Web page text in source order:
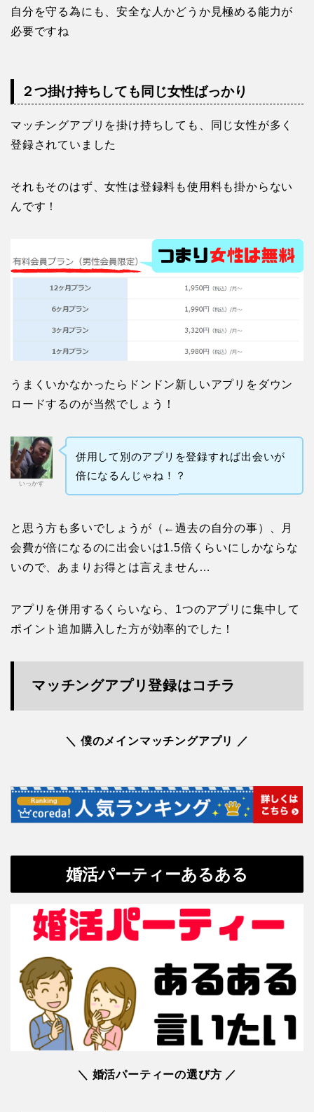
自分を守る為にも、安全な人かどうか見極める能力が
必要ですね
２つ掛け持ちしても同じ女性ばっかり
マッチングアプリを掛け持ちしても、同じ女性が多く
登録されていました
それもそのはず、女性は登録料も使用料も掛からない
んです！
うまくいかなかったらドンドン新しいアプリをダウン
ロードするのが当然でしょう！
いっかす
併用して別のアプリを登録すれば出会いが
倍になるんじゃね！？
と思う方も多いでしょうが（←過去の自分の事）、月
会費が倍になるのに出会いは1.5倍くらいにしかならな
いので、あまりお得とは言えません…
アプリを併用するくらいなら、1つのアプリに集中して
ポイント追加購入した方が効率的でした！
マッチングアプリ登録はコチラ
＼ 僕のメインマッチングアプリ ／
婚活パーティーあるある
＼ 婚活パーティーの選び方 ／